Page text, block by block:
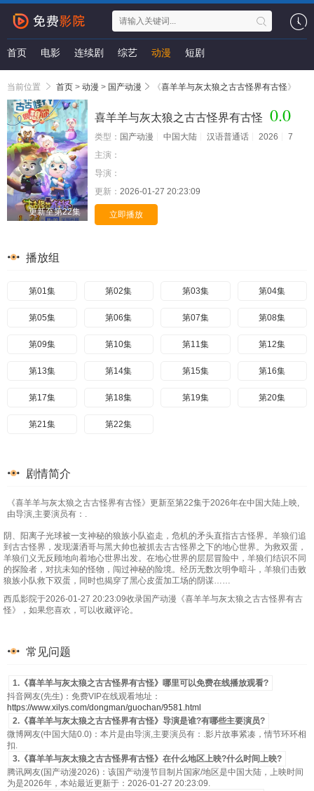
首页 电影 连续剧 综艺 动漫 短剧
当前位置 首页 > 动漫 > 国产动漫 《喜羊羊与灰太狼之古古怪界有古怪》
更新至第22集
喜羊羊与灰太狼之古古怪界有古怪 0.0
类型： 国产动漫 中国大陆 汉语普通话 2026
7
主演：
导演：
更新： 2026-01-27 20:23:09
立即播放
播放组
第01集 第02集 第03集 第04集
第05集 第06集 第07集 第08集
第09集 第10集 第11集 第12集
第13集 第14集 第15集 第16集
第17集 第18集 第19集 第20集
第21集 第22集
剧情简介
《喜羊羊与灰太狼之古古怪界有古怪》更新至第22集于2026年在中国大陆上映,
由导演,主要演员有：.
阴、阳离子光球被一支神秘的狼族小队盗走，危机的矛头直指古古怪界。羊狼们追
到古古怪界，发现潇洒哥与黑大帅也被抓去古古怪界之下的地心世界。为救双蛋，
羊狼们义无反顾地向着地心世界出发。在地心世界的层层冒险中，羊狼们结识不同
的探险者，对抗未知的怪物，闯过神秘的险境。经历无数次明争暗斗，羊狼们击败
狼族小队救下双蛋，同时也揭穿了黑心皮蛋加工场的阴谋……
西瓜影院于2026-01-27 20:23:09收录国产动漫《喜羊羊与灰太狼之古古怪界有古
怪》，如果您喜欢，可以收藏评论。
常见问题
1.《喜羊羊与灰太狼之古古怪界有古怪》哪里可以免费在线播放观看?
抖音网友(先生)：免费VIP在线观看地址：
https://www.xilys.com/dongman/guochan/9581.html
2.《喜羊羊与灰太狼之古古怪界有古怪》导演是谁?有哪些主要演员?
微博网友(中国大陆0.0)：本片是由导演,主要演员有：.影片故事紧凑，情节环环相
扣.
3.《喜羊羊与灰太狼之古古怪界有古怪》在什么地区上映?什么时间上映?
腾讯网友(国产动漫2026)：该国产动漫节目制片国家/地区是中国大陆，上映时间
为是2026年，本站最近更新于：2026-01-27 20:23:09.